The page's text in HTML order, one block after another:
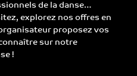
de la danse…
explorez nos offres en
proposez vos
sur notre
!